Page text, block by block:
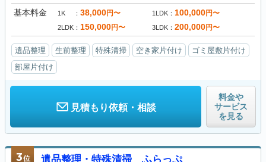
基本料金 1K 38,000円〜 1LDK 100,000円〜
2LDK 150,000円〜 3LDK 200,000円〜
遺品整理 生前整理 特殊清掃 空き家片付け
ゴミ屋敷片付け
部屋片付け
見積もり依頼・相談
料金や
サービス
を見る
3位 遺品整理・特殊清掃 ふらっぷ